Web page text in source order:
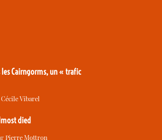
les Cairngorms, un « trafic
Cécile Vibarel
died
Pierre Mottron